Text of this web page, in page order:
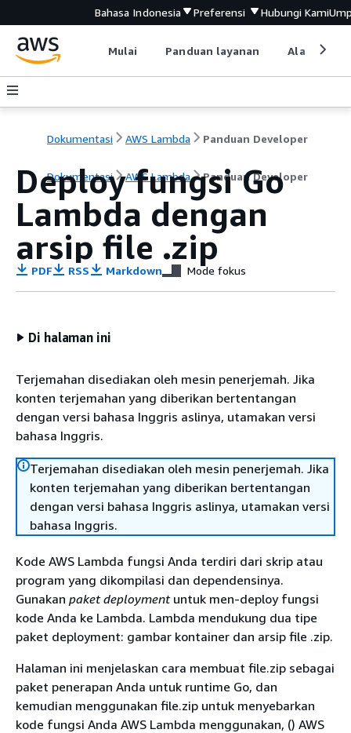
Bahasa Indonesia Preferensi Hubungi Kami
Mulai Panduan layanan Alat
Dokumentasi AWS Lambda Panduan Developer
Dokumentasi AWS Lambda Panduan Developer
Deploy fungsi Go
Lambda dengan
arsip file .zip
PDF RSS Markdown Mode fokus
Di halaman ini
Terjemahan disediakan oleh mesin penerjemah. Jika
konten terjemahan yang diberikan bertentangan
dengan versi bahasa Inggris aslinya, utamakan versi
bahasa Inggris.
Terjemahan disediakan oleh mesin penerjemah. Jika
konten terjemahan yang diberikan bertentangan
dengan versi bahasa Inggris aslinya, utamakan versi
bahasa Inggris.
Kode AWS Lambda fungsi Anda terdiri dari skrip atau
program yang dikompilasi dan dependensinya.
Gunakan paket deploymentuntuk men-deploy fungsi
kode Anda ke Lambda. Lambda mendukung dua tipe
paket deployment: gambar kontainer dan arsip file .zip.
Halaman ini menjelaskan cara membuat file.zip sebagai
paket penerapan Anda untuk runtime Go, dan
kemudian menggunakan file.zip untuk menyebarkan
kode fungsi Anda AWS Lambda menggunakan, () AWS